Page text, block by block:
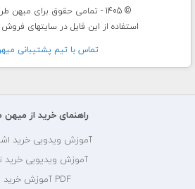
© 1405 - تمامی حقوق برای میهن طرح محفوظ است.
استفاده از این فایل در سایتهای فروش
تماس با تيم پشتيبانی
راهنمای خرید از میهن
آموزش ویدویی خرید
آموزش ویدیویی خرید
PDF آموزش خرید